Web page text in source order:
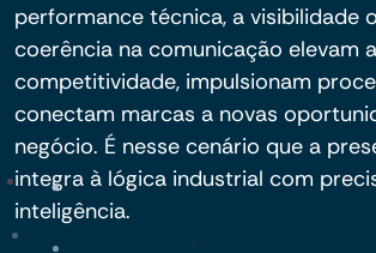
performance técnica, a visibilidade
coerência na comunicação elevam a
competitividade, impulsionam
conectam marcas a novas
negócio. É nesse cenário que a
integra à lógica industrial com
inteligência.